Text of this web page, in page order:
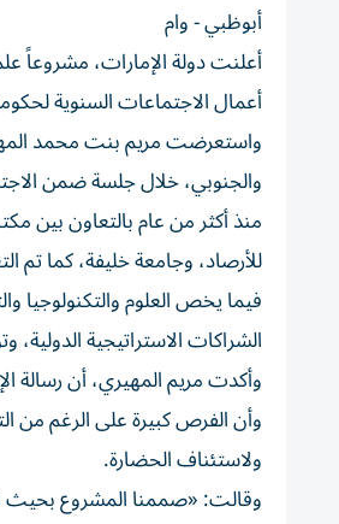
أبوظبي - وام
أعلنت دولة الإمارات، مشروعاً
أعمال الاجتماعات السنوية لحكومة
واستعرضت مريم بنت محمد
والجنوبي، خلال جلسة ضمن
منذ أكثر من عام بالتعاون بين
للأرصاد، وجامعة خليفة، كما تم
فيما يخص العلوم والتكنولوجيا
الشراكات الاستراتيجية
وأكدت مريم المهيري، أن رسالة
وأن الفرص كبيرة على الرغم من
ولاستئناف الحضارة.
وقالت: «صممنا المشروع بحيث